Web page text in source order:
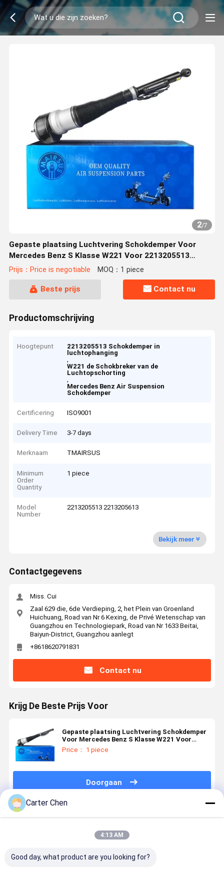
2/7
Gepaste plaatsing Luchtvering Schokdemper Voor
Mercedes Benz S Klasse W221 Voor 2213205513
2213205613
Prijs：Price is negotiable MOQ：1 piece
Beste prijs Contact nu
Productomschrijving
Hoogtepunt
2213205513 Schokdemper in
luchtophanging
,
W221 de Schokbreker van de
Luchtopschorting
,
Mercedes Benz Air Suspension
Schokdemper
Certificering ISO9001
Delivery Time 3-7 days
Merknaam TMAIRSUS
Minimum
Order
Quantity
1 piece
Model
Number
2213205513 2213205613
Bekijk meer
Contactgegevens
Miss. Cui
Zaal 629 die, 6de Verdieping, 2, het Plein van Groenland
Huichuang, Road van Nr 6 Kexing, de Privé Wetenschap van
Guangzhou en Technologiepark, Road van Nr 1633 Beitai,
Baiyun-District, Guangzhou aanlegt
+8618620791831
Contact nu
Krijg De Beste Prijs Voor
Gepaste plaatsing Luchtvering Schokdemper
Voor Mercedes Benz S Klasse W221 Voor
2213205513 2213205613
Price： 1 piece
Doorgaan
Geadviseerde Producten
Carter Chen
4:13 AM
Good day, what product are you looking for?